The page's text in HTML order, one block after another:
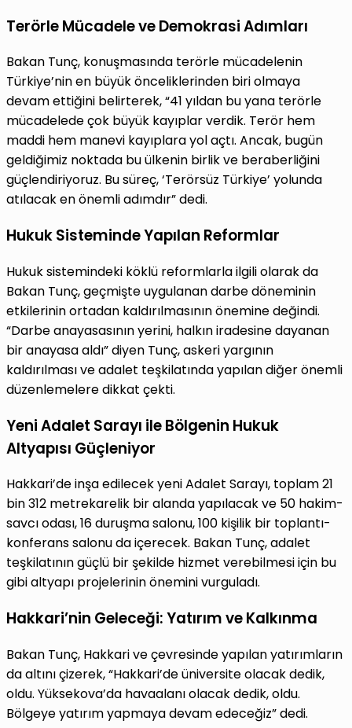
Terörle Mücadele ve Demokrasi Adımları
Bakan Tunç, konuşmasında terörle mücadelenin
Türkiye’nin en büyük önceliklerinden biri olmaya
devam ettiğini belirterek, “41 yıldan bu yana terörle
mücadelede çok büyük kayıplar verdik. Terör hem
maddi hem manevi kayıplara yol açtı. Ancak, bugün
geldiğimiz noktada bu ülkenin birlik ve beraberliğini
güçlendiriyoruz. Bu süreç, ‘Terörsüz Türkiye’ yolunda
atılacak en önemli adımdır” dedi.
Hukuk Sisteminde Yapılan Reformlar
Hukuk sistemindeki köklü reformlarla ilgili olarak da
Bakan Tunç, geçmişte uygulanan darbe döneminin
etkilerinin ortadan kaldırılmasının önemine değindi.
“Darbe anayasasının yerini, halkın iradesine dayanan
bir anayasa aldı” diyen Tunç, askeri yargının
kaldırılması ve adalet teşkilatında yapılan diğer önemli
düzenlemelere dikkat çekti.
Yeni Adalet Sarayı ile Bölgenin Hukuk
Altyapısı Güçleniyor
Hakkari’de inşa edilecek yeni Adalet Sarayı, toplam 21
bin 312 metrekarelik bir alanda yapılacak ve 50 hakim-
savcı odası, 16 duruşma salonu, 100 kişilik bir toplantı-
konferans salonu da içerecek. Bakan Tunç, adalet
teşkilatının güçlü bir şekilde hizmet verebilmesi için bu
gibi altyapı projelerinin önemini vurguladı.
Hakkari’nin Geleceği: Yatırım ve Kalkınma
Bakan Tunç, Hakkari ve çevresinde yapılan yatırımların
da altını çizerek, “Hakkari’de üniversite olacak dedik,
oldu. Yüksekova’da havaalanı olacak dedik, oldu.
Bölgeye yatırım yapmaya devam edeceğiz” dedi.